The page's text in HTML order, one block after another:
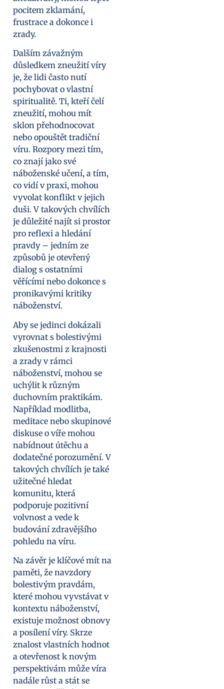
pocitem zklamání,
frustrace a dokonce i
zrady.
Dalším závažným
důsledkem zneužití víry
je, že lidi často nutí
pochybovat o vlastní
spiritualitě. Ti, kteří čelí
zneužití, mohou mít
sklon přehodnocovat
nebo opouštět tradiční
víru. Rozpory mezi tím,
co znají jako své
náboženské učení, a tím,
co vidí v praxi, mohou
vyvolat konflikt v jejich
duši. V takových chvílích
je důležité najít si prostor
pro reflexi a hledání
pravdy – jedním ze
způsobů je otevřený
dialog s ostatními
věřícími nebo dokonce s
pronikavými kritiky
náboženství.
Aby se jedinci dokázali
vyrovnat s bolestivými
zkušenostmi z krajnosti
a zrady v rámci
náboženství, mohou se
uchýlit k různým
duchovním praktikám.
Například modlitba,
meditace nebo skupinové
diskuse o víře mohou
nabídnout útěchu a
dodatečné porozumění. V
takových chvílích je také
užitečné hledat
komunitu, která
podporuje pozitivní
volvnost a vede k
budování zdravějšího
pohledu na víru.
Na závěr je klíčové mít na
paměti, že navzdory
bolestivým pravdám,
které mohou vyvstávat v
kontextu náboženství,
existuje možnost obnovy
a posílení víry. Skrze
znalost vlastních hodnot
a otevřenost k novým
perspektivám může víra
nadále růst a stát se